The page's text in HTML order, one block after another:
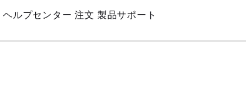
Skip
Main
ヘルプセンター 注文 製品サポート